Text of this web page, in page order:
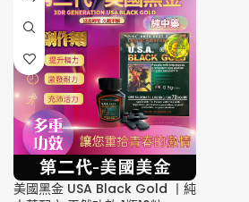
美國黑金 USA Black Gold 丨純